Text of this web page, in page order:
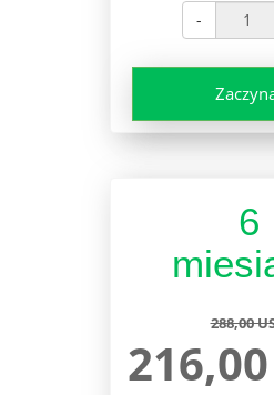
-
6
288,00